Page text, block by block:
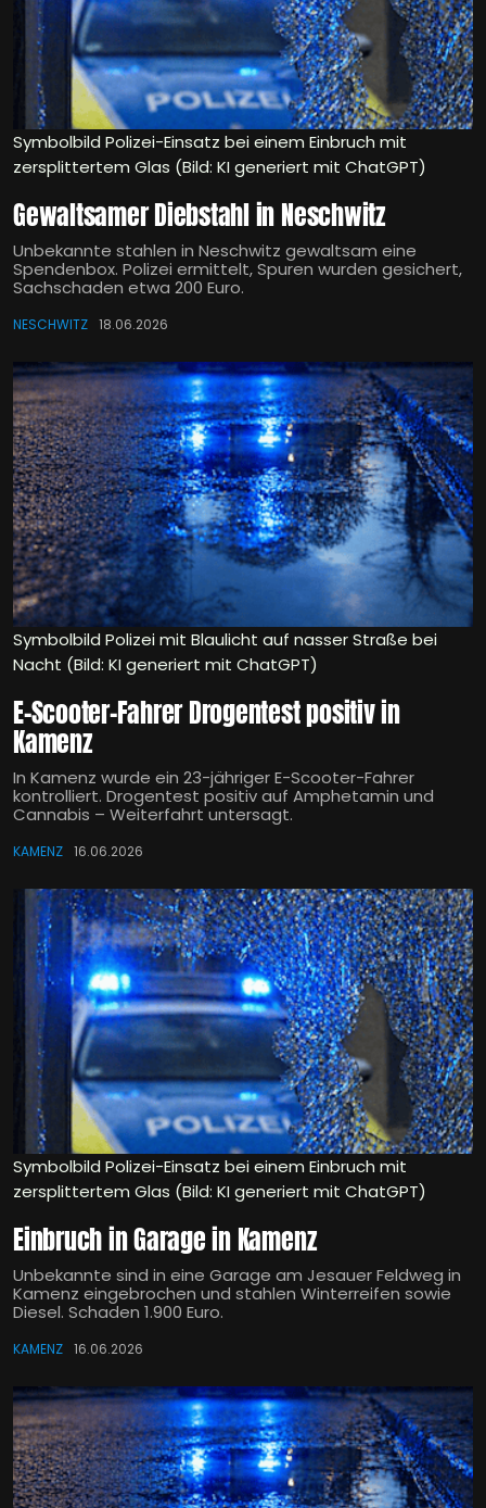
Symbolbild Polizei-Einsatz bei einem Einbruch mit
zersplittertem Glas (Bild: KI generiert mit ChatGPT)
Gewaltsamer Diebstahl in Neschwitz
Unbekannte stahlen in Neschwitz gewaltsam eine
Spendenbox. Polizei ermittelt, Spuren wurden gesichert,
Sachschaden etwa 200 Euro.
NESCHWITZ 18.06.2026
Symbolbild Polizei mit Blaulicht auf nasser Straße bei
Nacht (Bild: KI generiert mit ChatGPT)
E-Scooter-Fahrer Drogentest positiv in
Kamenz
In Kamenz wurde ein 23-jähriger E-Scooter-Fahrer
kontrolliert. Drogentest positiv auf Amphetamin und
Cannabis – Weiterfahrt untersagt.
KAMENZ 16.06.2026
Symbolbild Polizei-Einsatz bei einem Einbruch mit
zersplittertem Glas (Bild: KI generiert mit ChatGPT)
Einbruch in Garage in Kamenz
Unbekannte sind in eine Garage am Jesauer Feldweg in
Kamenz eingebrochen und stahlen Winterreifen sowie
Diesel. Schaden 1.900 Euro.
KAMENZ 16.06.2026